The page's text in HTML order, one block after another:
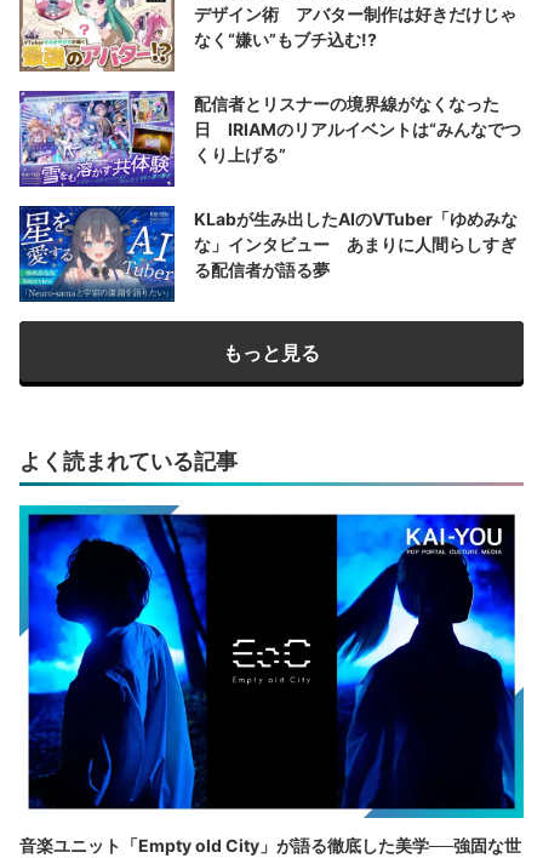
デザイン術 アバター制作は好きだけじゃ
なく“嫌い”もブチ込む!?
配信者とリスナーの境界線がなくなった
日 IRIAMのリアルイベントは“みんなでつ
くり上げる”
KLabが生み出したAIのVTuber「ゆめみな
な」インタビュー あまりに人間らしすぎ
る配信者が語る夢
もっと見る
よく読まれている記事
音楽ユニット「Empty old City」が語る徹底した美学──強固な世